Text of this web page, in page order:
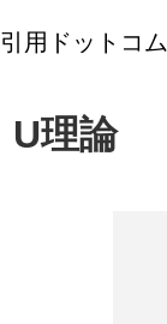
引用ドットコム
U理論